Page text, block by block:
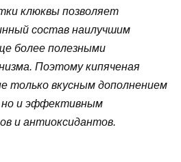
клюквы позволяет
состав наилучшим
более полезными
Поэтому кипяченая
только вкусным дополнением
но и эффективным
и антиоксидантов.